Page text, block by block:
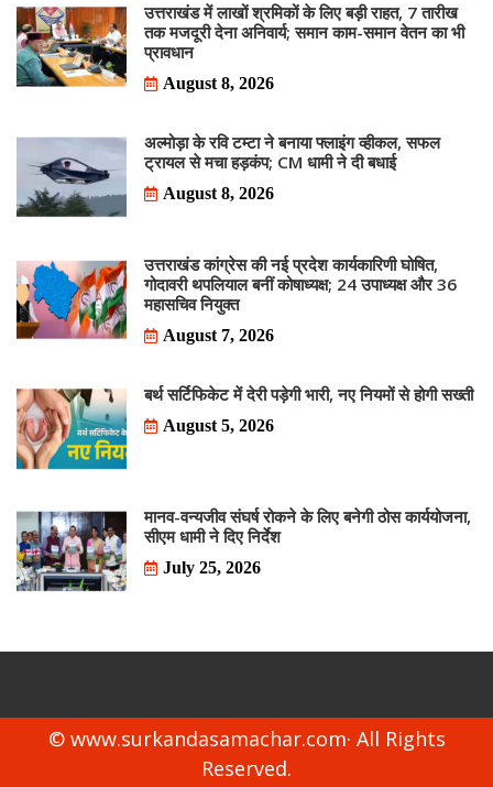
उत्तराखंड में लाखों श्रमिकों के लिए बड़ी राहत, 7 तारीख
तक मजदूरी देना अनिवार्य; समान काम-समान वेतन का भी
प्रावधान
August 8, 2026
अल्मोड़ा के रवि टम्टा ने बनाया फ्लाइंग व्हीकल, सफल
ट्रायल से मचा हड़कंप; CM धामी ने दी बधाई
August 8, 2026
उत्तराखंड कांग्रेस की नई प्रदेश कार्यकारिणी घोषित,
गोदावरी थपलियाल बनीं कोषाध्यक्ष; 24 उपाध्यक्ष और 36
महासचिव नियुक्त
August 7, 2026
बर्थ सर्टिफिकेट में देरी पड़ेगी भारी, नए नियमों से होगी सख्ती
August 5, 2026
मानव-वन्यजीव संघर्ष रोकने के लिए बनेगी ठोस कार्ययोजना,
सीएम धामी ने दिए निर्देश
July 25, 2026
© www.surkandasamachar.com· All Rights
Reserved.